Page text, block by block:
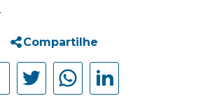
Compartilhe